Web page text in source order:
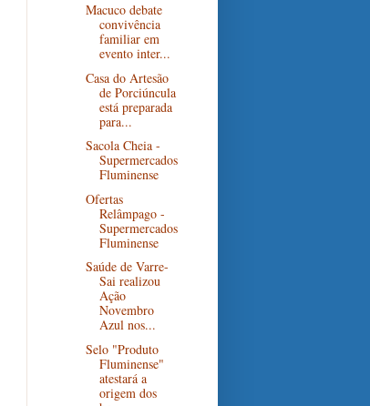
Macuco debate
convivência
familiar em
evento inter...
Casa do Artesão
de Porciúncula
está preparada
para...
Sacola Cheia -
Supermercados
Fluminense
Ofertas
Relâmpago -
Supermercados
Fluminense
Saúde de Varre-
Sai realizou
Ação
Novembro
Azul nos...
Selo "Produto
Fluminense"
atestará a
origem dos